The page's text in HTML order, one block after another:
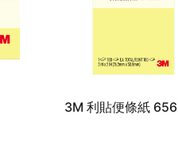
3M 利貼便條紙 656